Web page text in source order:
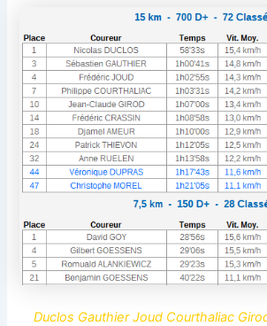
Duclos Gauthier Joud Courthaliac